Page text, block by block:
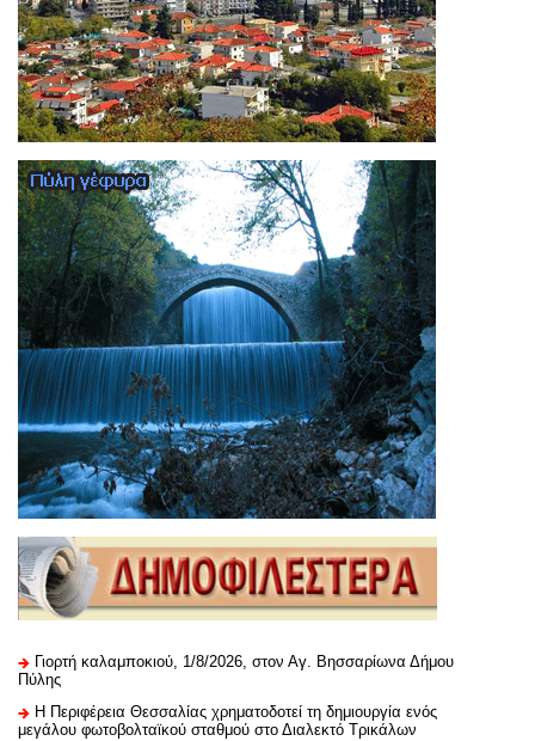
Γιορτή καλαμποκιού, 1/8/2026, στον Αγ. Βησσαρίωνα Δήμου
Πύλης
H Περιφέρεια Θεσσαλίας χρηματοδοτεί τη δημιουργία ενός
μεγάλου φωτοβολταϊκού σταθμού στο Διαλεκτό Τρικάλων